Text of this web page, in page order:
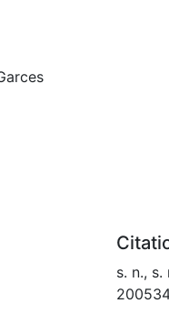
s. n.,